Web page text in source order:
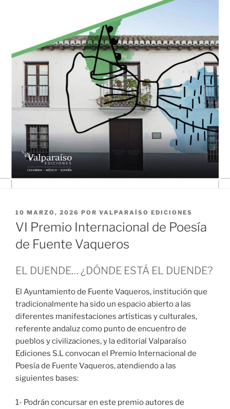
PUBLICADO
EL
10 MARZO, 2026 POR VALPARAÍSO EDICIONES
VI Premio Internacional de Poesía
de Fuente Vaqueros
EL DUENDE… ¿DÓNDE ESTÁ EL DUENDE?
El Ayuntamiento de Fuente Vaqueros, institución que
tradicionalmente ha sido un espacio abierto a las
diferentes manifestaciones artísticas y culturales,
referente andaluz como punto de encuentro de
pueblos y civilizaciones, y la editorial Valparaíso
Ediciones S.L convocan el Premio Internacional de
Poesía de Fuente Vaqueros, atendiendo a las
siguientes bases:
1- Podrán concursar en este premio autores de